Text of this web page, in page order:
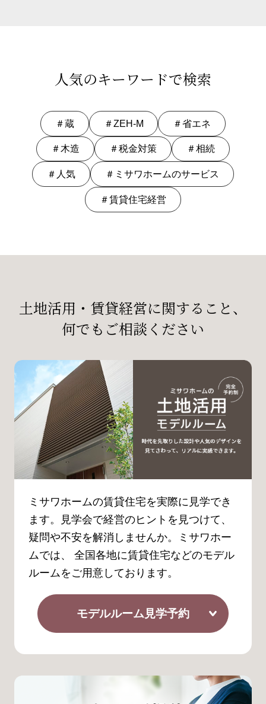
人気のキーワードで検索
＃蔵 ＃ZEH-M ＃省エネ
＃木造 ＃税金対策 ＃相続
＃人気 ＃ミサワホームのサービス
＃賃貸住宅経営
土地活用・賃貸経営に関すること、
何でもご相談ください
ミサワホームの賃貸住宅を実際に見学でき
ます。見学会で経営のヒントを見つけて、
疑問や不安を解消しませんか。ミサワホー
ムでは、 全国各地に賃貸住宅などのモデル
ルームをご用意しております。
モデルルーム見学予約